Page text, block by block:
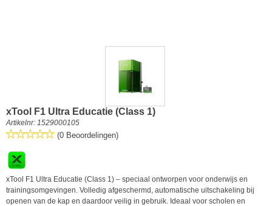
xTool F1 Ultra Educatie (Class 1)
Artikelnr: 1529000105
(0 Beoordelingen)
xTool F1 Ultra Educatie (Class 1) – speciaal ontworpen voor onderwijs en
trainingsomgevingen. Volledig afgeschermd, automatische uitschakeling bij
openen van de kap en daardoor veilig in gebruik. Ideaal voor scholen en